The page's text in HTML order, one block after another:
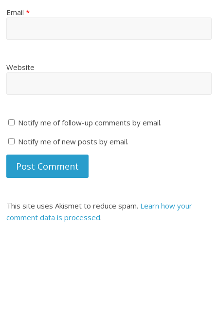
Email*
Website
Notify me of follow-up comments by email.
Notify me of new posts by email.
This site uses Akismet to reduce spam. Learn how your
comment data is processed.